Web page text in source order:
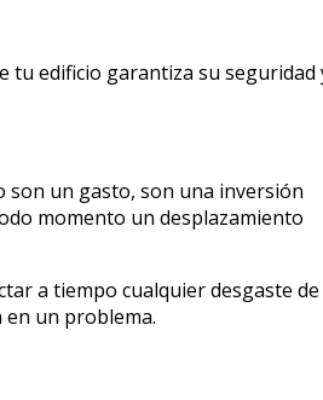
tu edificio garantiza su seguridad
son un gasto, son una inversión
momento un desplazamiento
a tiempo cualquier desgaste de
en un problema.